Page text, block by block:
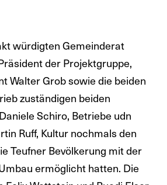
würdigten Gemeinderat
der Projektgruppe,
Walter Grob sowie die beiden
zuständigen beiden
Schiro, Betriebe udn
Ruff, Kultur nochmals den
Teufner Bevölkerung mit der
ermöglicht hatten. Die